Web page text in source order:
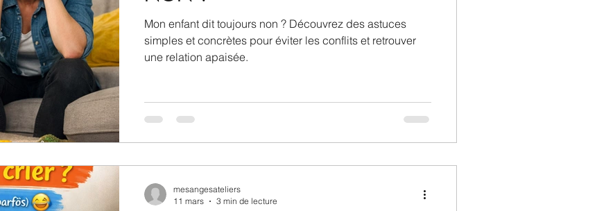
Mon enfant dit toujours non ? Découvrez des astuces
simples et concrètes pour éviter les conflits et retrouver
une relation apaisée.
mesangesateliers
11 mars
3 min de lecture